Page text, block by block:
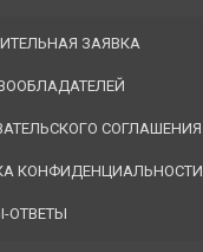
ЗАЯВКА
СОГЛАШЕНИЯ
КОНФИДЕНЦИАЛЬНОСТИ
ОТВЕТЫ